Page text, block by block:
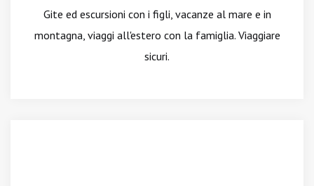
Gite ed escursioni con i figli, vacanze al mare e in
montagna, viaggi all'estero con la famiglia. Viaggiare
sicuri.